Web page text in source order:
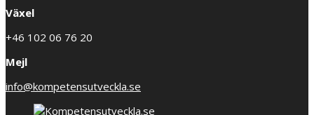
Växel
+46 102 06 76 20
Mejl
info@kompetensutveckla.se